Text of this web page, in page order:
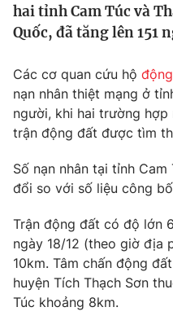
Tin tức
Thế giới đó đây
Câu chuyện quốc tế
Kinh tế
Thị trường
Góc doanh nghiệp
Dữ liệu và đời sống
Truyền hình
Hậu trường
Nhân vật
Khán giả
Giải sao mai
Giải trí
Điện ảnh
Âm nhạc
Sao
Du lịch
Làm đẹp
Chất lượng cuộc sống
Giáo dục
Tuyển sinh
Công nghệ
hai tỉnh Cam Túc và
Quốc, đã tăng lên 151
Các cơ quan cứu hộ
nạn nhân thiệt mạng ở
người, khi hai trường
trận động đất được tìm
Số nạn nhân tại tỉnh
đổi so với số liệu công
Trận động đất có độ lớn
ngày 18/12 (theo giờ địa
10km. Tâm chấn động
huyện Tích Thạch Sơn
Túc khoảng 8km.